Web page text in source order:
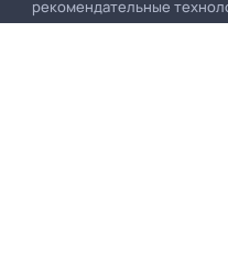
рекомендательные